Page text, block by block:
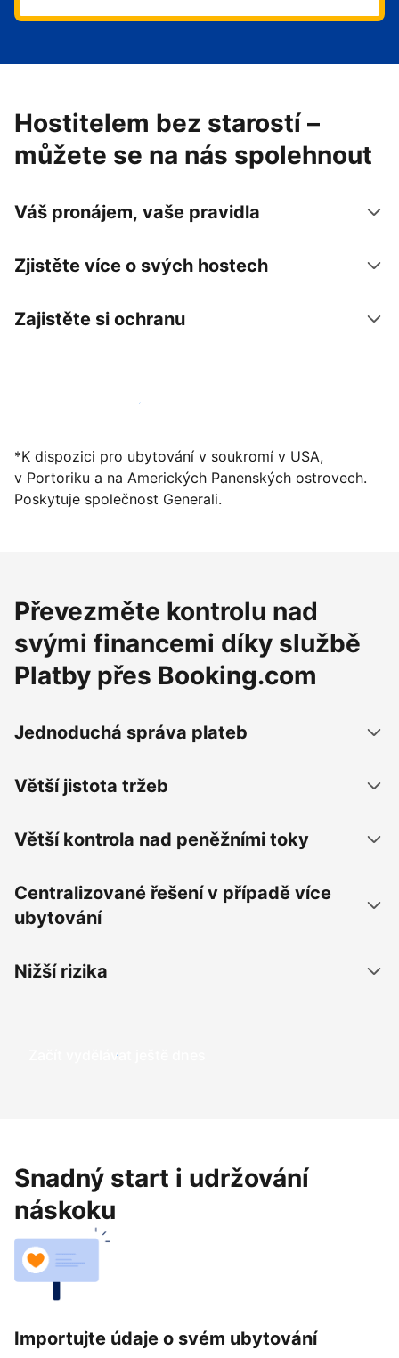
Hostitelem bez starostí –
můžete se na nás spolehnout
Váš pronájem, vaše pravidla
Zjistěte více o svých hostech
Zajistěte si ochranu
Zaregistrovat ubytování už dnes
*K dispozici pro ubytování v soukromí v USA,
v Portoriku a na Amerických Panenských ostrovech.
Poskytuje společnost Generali.
Převezměte kontrolu nad
svými financemi díky službě
Platby přes Booking.com
Jednoduchá správa plateb
Větší jistota tržeb
Větší kontrola nad peněžními toky
Centralizované řešení v případě více
ubytování
Nižší rizika
Začít vydělávat ještě dnes
Snadný start i udržování
náskoku
Importujte údaje o svém ubytování